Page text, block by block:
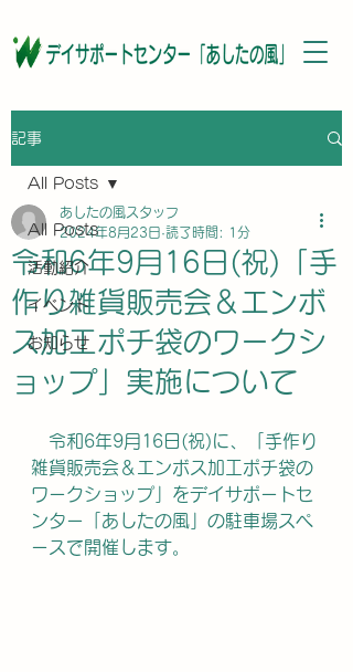
記事
All Posts
活動紹介
イベント
お知らせ
All Posts
令和6年9月16日(祝)「手
作り雑貨販売会＆エンボ
ス加工ポチ袋のワークシ
ョップ」実施について
あしたの風スタッフ
2024年8月23日 読了時間: 1分
令和6年9月16日(祝)に、「手作り
雑貨販売会＆エンボス加工ポチ袋の
ワークショップ」をデイサポートセ
ンター「あしたの風」の駐車場スペ
ースで開催します。